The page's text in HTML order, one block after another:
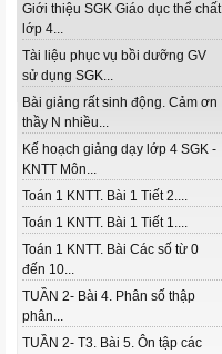
Giới thiệu SGK Giáo dục thể chất
lớp 4...
Tài liệu phục vụ bồi dưỡng GV
sử dụng SGK...
Bài giảng rất sinh động. Cảm ơn
thầy N nhiều...
Kế hoạch giảng dạy lớp 4 SGK -
KNTT Môn...
Toán 1 KNTT. Bài 1 Tiết 2....
Toán 1 KNTT. Bài 1 Tiết 1....
Toán 1 KNTT. Bài Các số từ 0
đến 10...
TUẦN 2- Bài 4. Phân số thập
phân...
TUẦN 2- T3. Bài 5. Ôn tập các